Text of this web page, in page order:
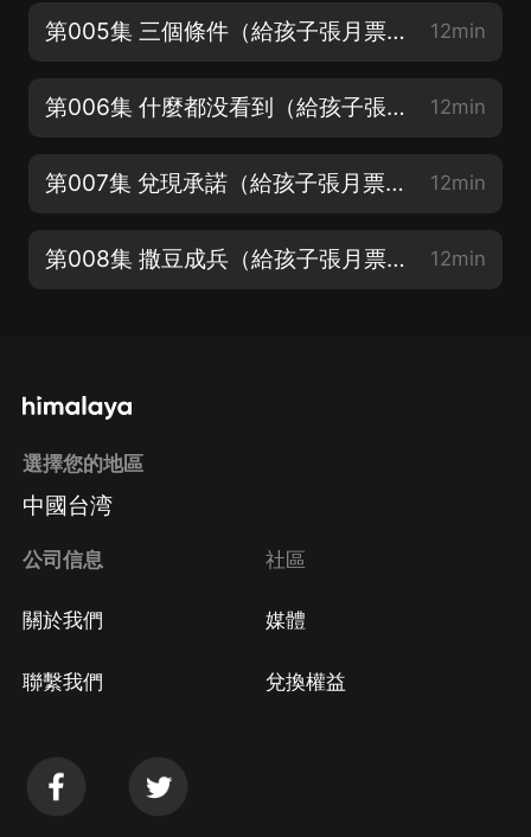
第005集 三個條件（給孩子張月票吧） 12min
第006集 什麼都没看到（給孩子張月票吧） 12min
第007集 兌現承諾（給孩子張月票吧） 12min
第008集 撒豆成兵（給孩子張月票吧） 12min
選擇您的地區
中國台湾
公司信息
關於我們
聯繫我們
社區
媒體
兌換權益